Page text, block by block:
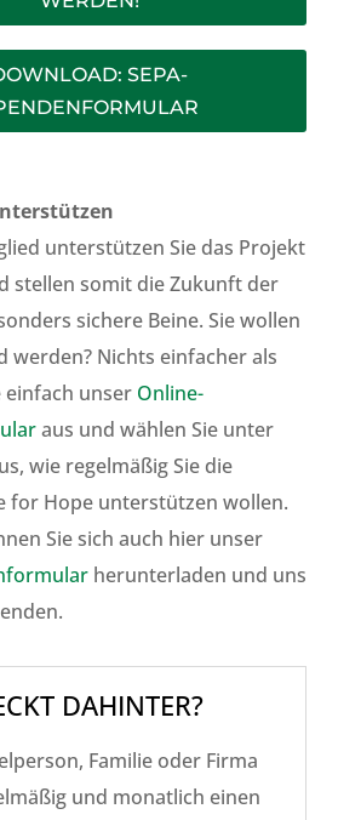
SEPA-
unterstützen Sie das Projekt
stellen somit die Zukunft der
sichere Beine. Sie wollen
werden? Nichts einfacher als
einfach unser Online-
aus und wählen Sie unter
wie regelmäßig Sie die
for Hope unterstützen wollen.
Sie sich auch hier unser
herunterladen und uns
DAHINTER?
Familie oder Firma
und monatlich einen